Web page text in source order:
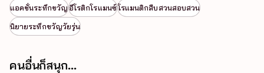
ในท่ามกลางอันตรายที่เร่าร้อนและเล่ห์กล พวกเขาจะฝ่าฟันอุป
สรรค์ไปอย่างไร บางที... ความรักเท่านั้นคือคำตอบ
แอคชั่นระทึกขวัญอีโรติกโรแมนซ์โรแมนติกสืบสวนสอบสวน
นิยายระทึกขวัญวัยรุ่น
คนอื่นก็สนุก...